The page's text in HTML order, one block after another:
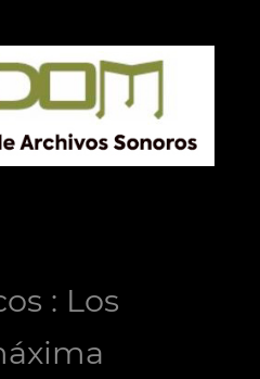
: Los